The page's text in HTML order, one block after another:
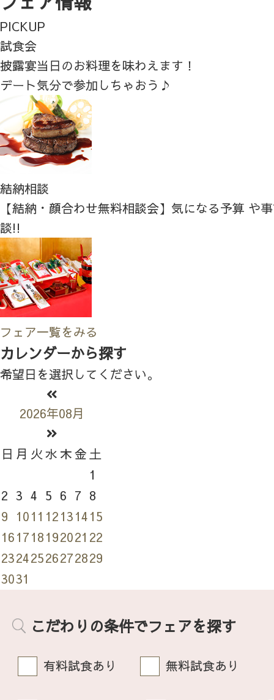
PICKUP
試食会
披露宴当日のお料理を味わえます！
デート気分で参加しちゃおう♪
結納相談
【結納・顔合わせ無料相談会】気になる予算 や
談!!
フェア一覧をみる
カレンダーから探す
希望日を選択してください。
2026年08月
日 月 火水 木金 土
1
2 3 4 5 6 7 8
9 1011 12131415
161718192021 22
23242526272829
3031
こだわりの条件でフェアを探す
有料試食あり 無料試食あり